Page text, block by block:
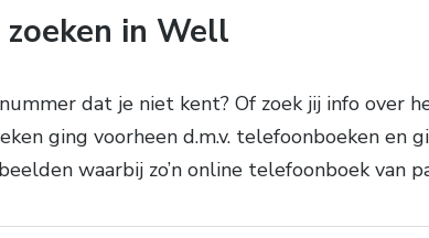
in Well
dat je niet kent? Of zoek jij info over
ging voorheen d.m.v. telefoonboeken en
waarbij zo’n online telefoonboek van